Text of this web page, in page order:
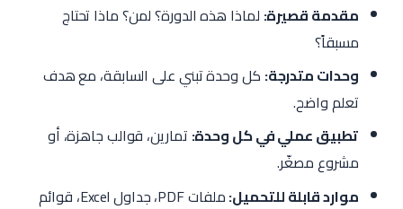
مقدمة قصيرة: لماذا هذه الدورة؟ لمن؟ ماذا تحتاج
مسبقاً؟
وحدات متدرجة: كل وحدة تبني على السابقة، مع هدف
تعلم واضح.
تطبيق عملي في كل وحدة: تمارين، قوالب جاهزة، أو
مشروع مصغّر.
موارد قابلة للتحميل:
ملفات PDF، جداول Excel، قوائم